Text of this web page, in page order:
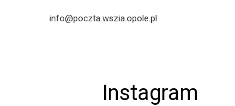
info@poczta.wszia.opole.pl
Instagram